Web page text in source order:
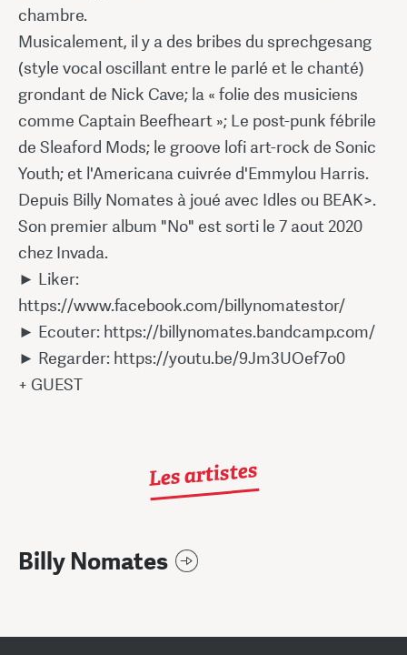
chambre.
Musicalement, il y a des bribes du sprechgesang
(style vocal oscillant entre le parlé et le chanté)
grondant de Nick Cave; la « folie des musiciens
comme Captain Beefheart »; Le post-punk fébrile
de Sleaford Mods; le groove lofi art-rock de Sonic
Youth; et l'Americana cuivrée d'Emmylou Harris.
Depuis Billy Nomates à joué avec Idles ou BEAK>.
Son premier album "No" est sorti le 7 aout 2020
chez Invada.
► Liker:
https://www.facebook.com/billynomatestor/
► Ecouter: https://billynomates.bandcamp.com/
► Regarder: https://youtu.be/9Jm3UOef7o0
+ GUEST
Les artistes
Billy Nomates